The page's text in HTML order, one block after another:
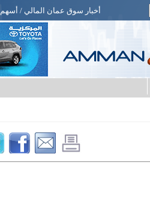
أخبار سوق عمان المالي / أسهم